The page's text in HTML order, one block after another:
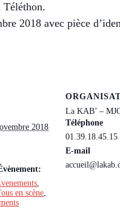
Téléthon.
2018 avec pièce
2018
en scène
La KAB’ –
Téléphone
01.39.18.45.15
E-mail